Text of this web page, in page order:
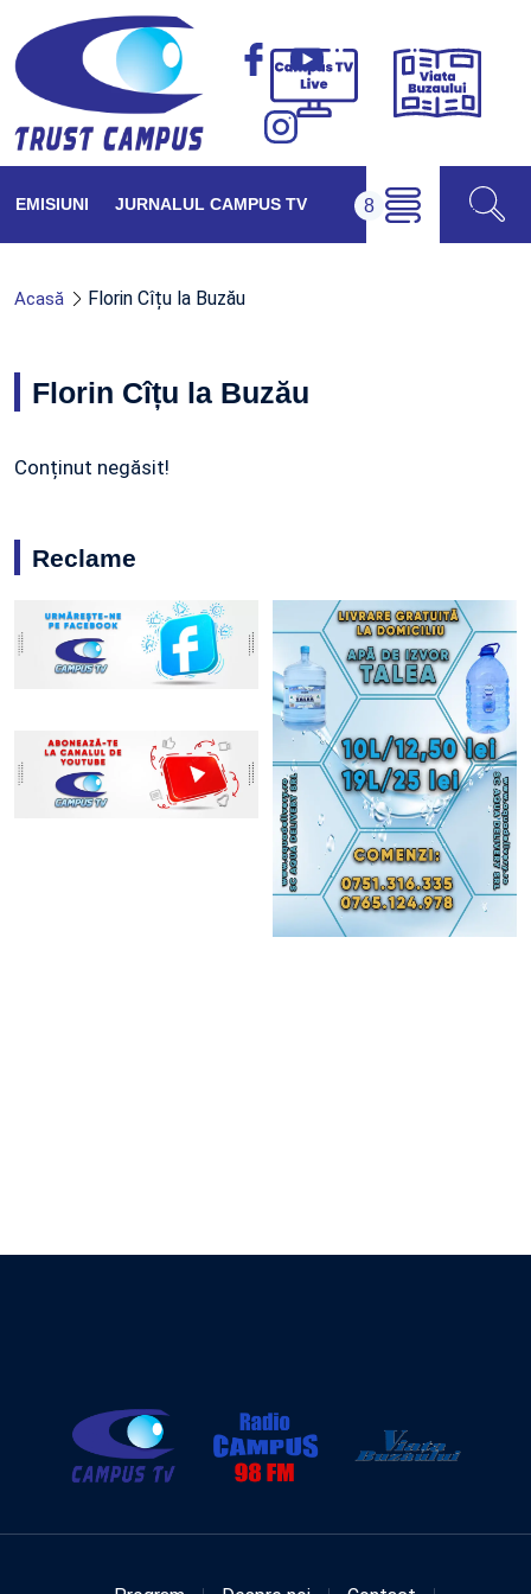
Campus
Viața
EMISIUNI JURNALUL CAMPUS TV
Acasă Florin Cîțu la Buzău
Florin Cîțu la Buzău
Conținut negăsit!
Reclame